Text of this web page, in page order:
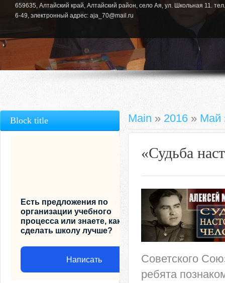
659635, Алтайский край, Алтайский район, село Ая, ул. Школьная 11.
6-49, электронный адрес: aja_70@mail.ru
Main » 2016 » Май
«Судьба
Советского
ребята
Block title
Есть предложения по
организации учебного
процесса или знаете, как
сделать школу лучше?
Написать